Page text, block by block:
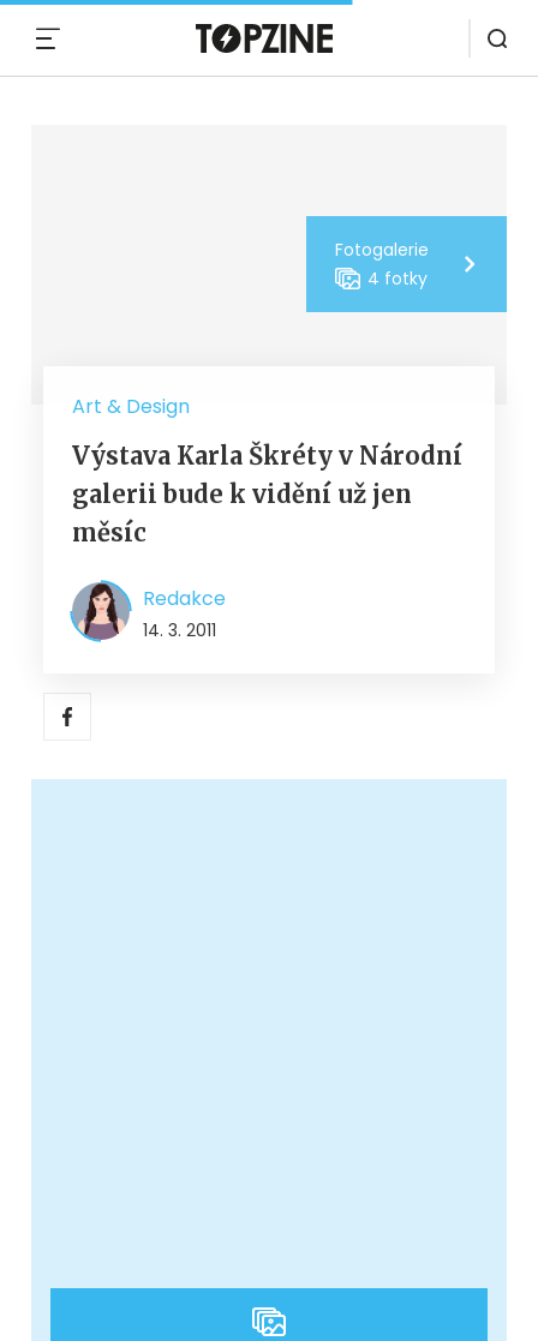
Fotogalerie
4 fotky
Art & Design
Výstava Karla Škréty v Národní
galerii bude k vidění už jen
měsíc
Redakce
14. 3. 2011